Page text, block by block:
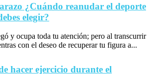
¿Cuándo reanudar el deporte
elegir?
y ocupa toda tu atención; pero al transcurrir
con el deseo de recuperar tu figura a...
hacer ejercicio durante el